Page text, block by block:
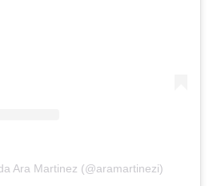
Ara Martinez (@aramartinezi)